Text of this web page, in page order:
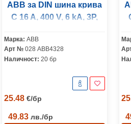
ABB за DIN шина крива
C 16 A, 400 V, 6 kA, 3P,
Марка: ABB
Арт № 028 ABB4328
Наличност: 20 бр
25.48 €/бр
49.83 лв./бр